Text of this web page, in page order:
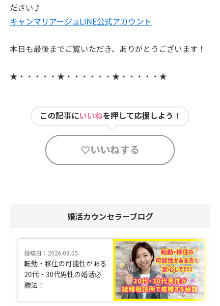
ださい♪
キャンマリアージュLINE公式アカウント
本日も最後までご覧いただき、ありがとうございます！
★・・・・・★・・・・・・★・・・・・★
この記事にいいねを押して応援しよう！
いいねする
婚活カウンセラーブログ
投稿日：2026.08.05
転勤・移住の可能性がある
20代・30代男性の婚活必
勝法！